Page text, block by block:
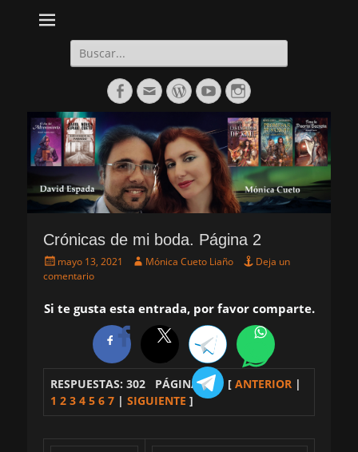
Cueto Liaño y
David Espada
Ruiz
Buscar:
Facebook
Correo
electrónico
WordPress
YouTubeInstagram
Crónicas de mi boda. Página 2
Publicado
el
mayo 13, 2021 AutorMónica Cueto Liaño
Deja un
comentario
Si te gusta esta entrada, por favor comparte.
RESPUESTAS: 302 PÁGINAS: 7 [ ANTERIOR |
1 2 3 4 5 6 7 | SIGUIENTE ]